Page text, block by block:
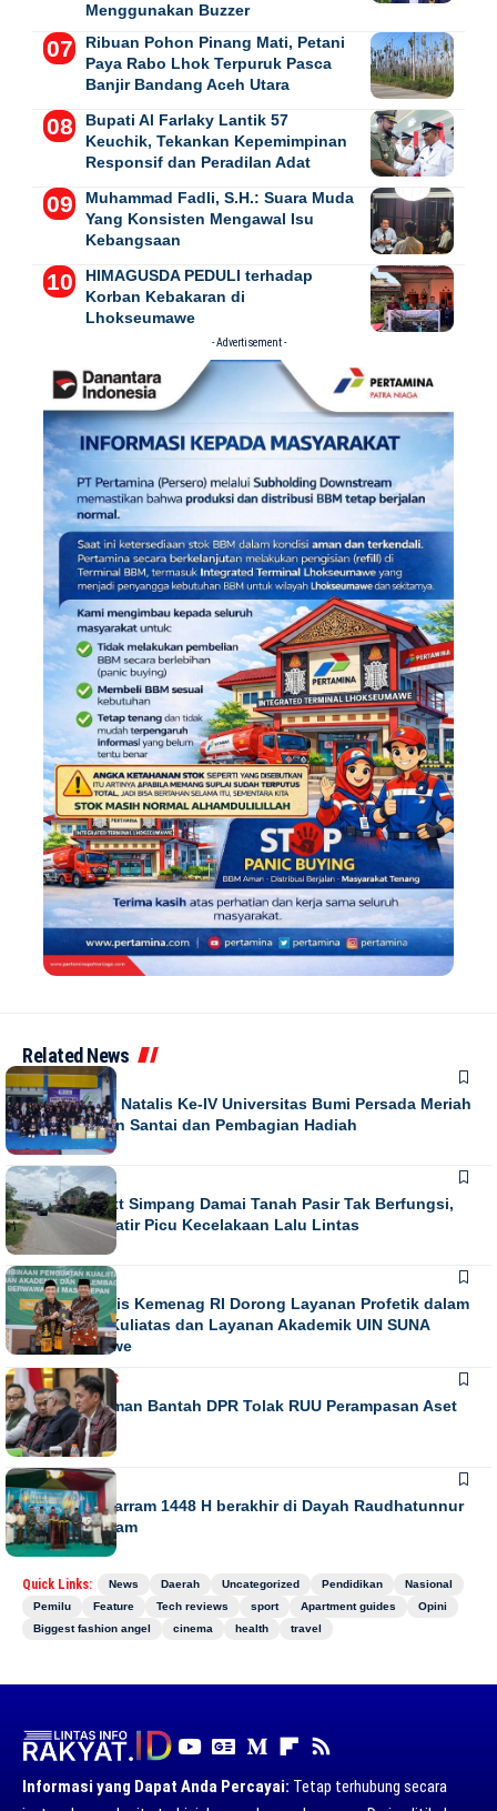
Menggunakan Buzzer
Ribuan Pohon Pinang Mati, Petani
Paya Rabo Lhok Terpuruk Pasca
Banjir Bandang Aceh Utara
Bupati Al Farlaky Lantik 57
Keuchik, Tekankan Kepemimpinan
Responsif dan Peradilan Adat
Muhammad Fadli, S.H.: Suara Muda
Yang Konsisten Mengawal Isu
Kebangsaan
HIMAGUSDA PEDULI terhadap
Korban Kebakaran di
Lhokseumawe
- Advertisement -
Related News
NEWS
Puncak Dies Natalis Ke-IV Universitas Bumi Persada Meriah
dengan Jalan Santai dan Pembagian Hadiah
NEWS
Running Text Simpang Damai Tanah Pasir Tak Berfungsi,
Warga Khawatir Picu Kecelakaan Lalu Lintas
NEWS
Direktur Diktis Kemenag RI Dorong Layanan Profetik dalam
Penguatan Kuliatas dan Layanan Akademik UIN SUNA
Lhokseumawe
NASIONALNEWS
Habiburokhman Bantah DPR Tolak RUU Perampasan Aset
NEWS
Gebyar Muharram 1448 H berakhir di Dayah Raudhatunnur
Alharuni Nisam
Quick Links: News Daerah Uncategorized Pendidikan
Nasional
Pemilu
Feature Tech reviews sport Apartment guides
Opini
Biggest fashion angel
cinema health travel
Informasi yang Dapat Anda Percayai: Tetap terhubung secara